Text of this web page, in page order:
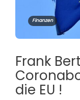
Finanzen
Frank
die EU !